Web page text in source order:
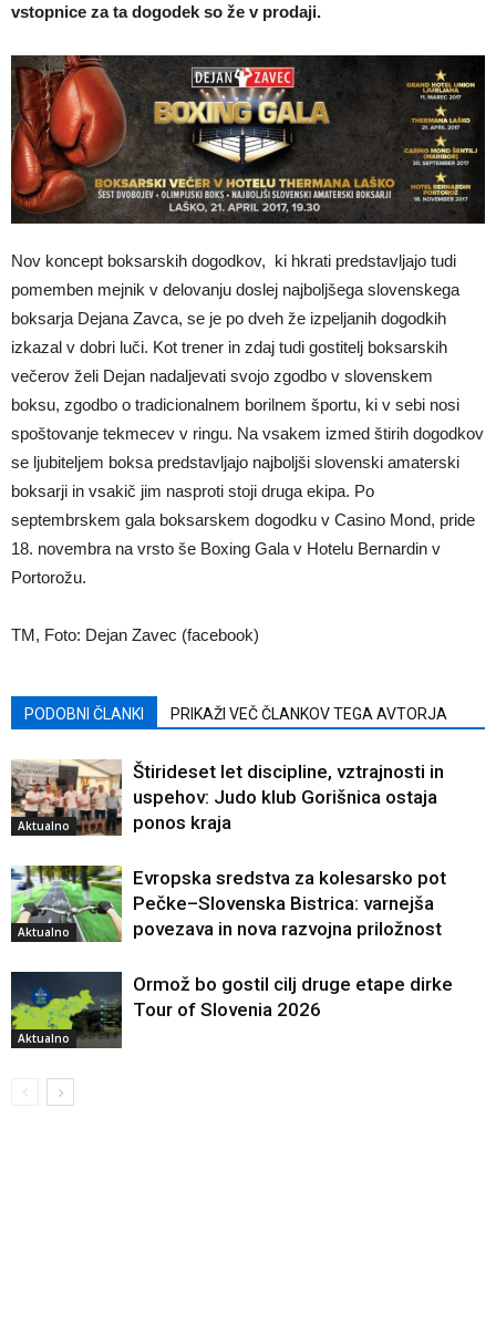
vstopnice za ta dogodek so že v prodaji.
Nov koncept boksarskih dogodkov, ki hkrati predstavljajo tudi
pomemben mejnik v delovanju doslej najboljšega slovenskega
boksarja Dejana Zavca, se je po dveh že izpeljanih dogodkih
izkazal v dobri luči. Kot trener in zdaj tudi gostitelj boksarskih
večerov želi Dejan nadaljevati svojo zgodbo v slovenskem
boksu, zgodbo o tradicionalnem borilnem športu, ki v sebi nosi
spoštovanje tekmecev v ringu. Na vsakem izmed štirih dogodkov
se ljubiteljem boksa predstavljajo najboljši slovenski amaterski
boksarji in vsakič jim nasproti stoji druga ekipa. Po
septembrskem gala boksarskem dogodku v Casino Mond, pride
18. novembra na vrsto še Boxing Gala v Hotelu Bernardin v
Portorožu.
TM, Foto: Dejan Zavec (facebook)
PODOBNI ČLANKI PRIKAŽI VEČ ČLANKOV TEGA AVTORJA
Aktualno
Štirideset let discipline, vztrajnosti in
uspehov: Judo klub Gorišnica ostaja
ponos kraja
Aktualno
Evropska sredstva za kolesarsko pot
Pečke–Slovenska Bistrica: varnejša
povezava in nova razvojna priložnost
Aktualno
Ormož bo gostil cilj druge etape dirke
Tour of Slovenia 2026